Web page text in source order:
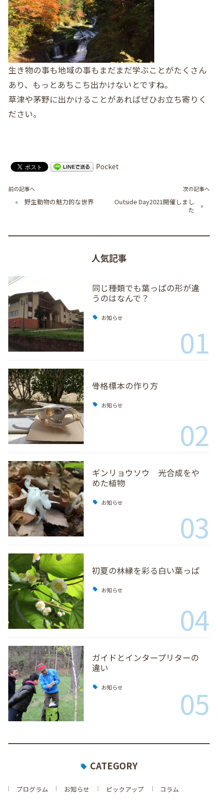
生き物の事も地域の事もまだまだ学ぶことがたくさん
あり、もっとあちこち出かけないとですね。
草津や茅野に出かけることがあればぜひお立ち寄りく
ださい。
Pocket
前の記事へ
« 野生動物の魅力的な世界
次の記事へ
Outside Day2021開催しまし
た
»
人気記事
同じ種類でも葉っぱの形が違
うのはなんで？
お知らせ
01
骨格標本の作り方
お知らせ
02
ギンリョウソウ 光合成をや
めた植物
お知らせ
03
初夏の林縁を彩る白い葉っぱ
お知らせ
04
ガイドとインタープリターの
違い
お知らせ 05
CATEGORY
プログラム お知らせ ピックアップ コラム